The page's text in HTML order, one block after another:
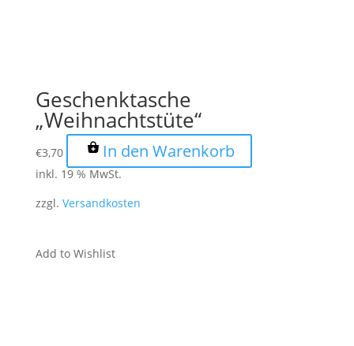
Geschenktasche
„Weihnachtstüte“
€3,70 In den Warenkorb
inkl. 19 % MwSt.
zzgl. Versandkosten
Add to Wishlist